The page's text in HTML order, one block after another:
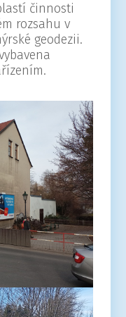
činnosti
rozsahu v
geodezii.